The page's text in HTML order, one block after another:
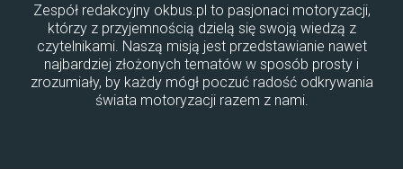
Zespół redakcyjny okbus.pl to pasjonaci motoryzacji,
którzy z przyjemnością dzielą się swoją wiedzą z
czytelnikami. Naszą misją jest przedstawianie nawet
najbardziej złożonych tematów w sposób prosty i
zrozumiały, by każdy mógł poczuć radość odkrywania
świata motoryzacji razem z nami.